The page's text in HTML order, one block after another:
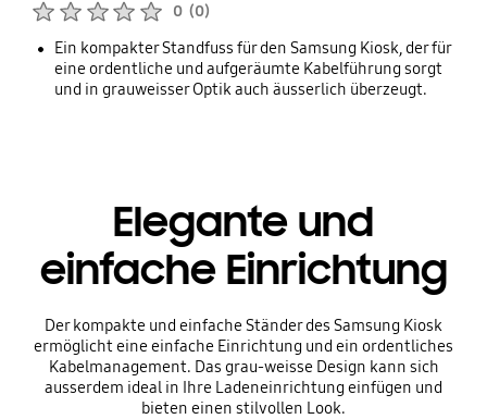
0 (0)
Ein kompakter Standfuss für den Samsung Kiosk, der für
eine ordentliche und aufgeräumte Kabelführung sorgt
und in grauweisser Optik auch äusserlich überzeugt.
Elegante und
einfache Einrichtung
Der kompakte und einfache Ständer des Samsung Kiosk
ermöglicht eine einfache Einrichtung und ein ordentliches
Kabelmanagement. Das grau-weisse Design kann sich
ausserdem ideal in Ihre Ladeneinrichtung einfügen und
bieten einen stilvollen Look.